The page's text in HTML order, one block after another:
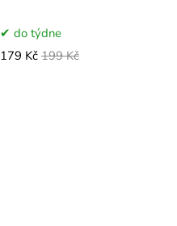
do týdne
179 Kč 199 Kč